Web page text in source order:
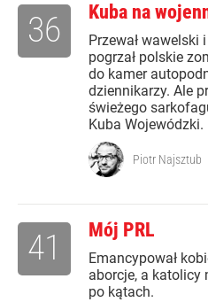
Kuba na
Przewał wawelski
pogrzał polskie
do kamer
dziennikarzy. Ale
świeżego
Kuba Wojewódzki.
36
Piotr Najsztub
Mój PRL
Emancypował
aborcje, a katolicy
po kątach.
41